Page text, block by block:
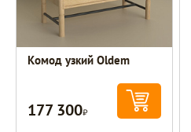
Комод узкий Oldem
177 300Р